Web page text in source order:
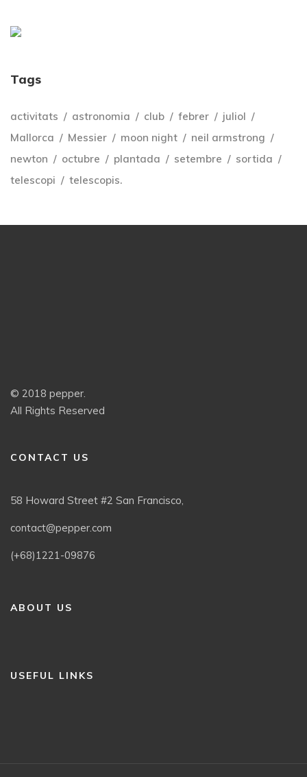
Tags
activitats astronomia club febrer
juliol
Mallorca
Messier moon night
neil armstrong
newton
octubre plantada setembre
sortida
telescopi
telescopis.
© 2018 pepper.
All Rights Reserved
CONTACT US
58 Howard Street #2 San Francisco,
contact@pepper.com
(+68)1221-09876
ABOUT US
USEFUL LINKS